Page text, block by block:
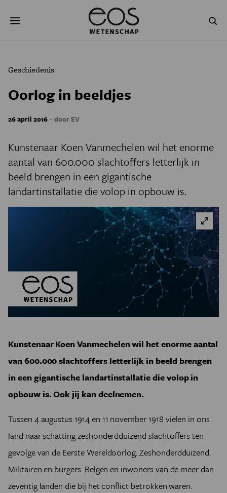
naar
NATUURWETENSCHAPPEN
PODCAST AGENDA
JONGE UITDAGERS
Geschiedenis
Oorlog in beeldjes
26 april 2016 - door EV
Kunstenaar Koen Vanmechelen wil het enorme
aantal van 600.000 slachtoffers letterlijk in
beeld brengen in een gigantische
landartinstallatie die volop in opbouw is.
Kunstenaar Koen Vanmechelen wil het enorme aantal
van 600.000 slachtoffers letterlijk in beeld brengen
in een gigantische landartinstallatie die volop in
opbouw is. Ook jij kan deelnemen.
Tussen 4 augustus 1914 en 11 november 1918 vielen in ons
land naar schatting zeshonderdduizend slachtoffers ten
gevolge van de Eerste Wereldoorlog. Zeshonderdduizend.
Militairen en burgers. Belgen en inwoners van de meer dan
zeventig landen die bij het conflict betrokken waren.